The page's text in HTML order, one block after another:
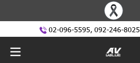
02-096-5595, 092-246-8025